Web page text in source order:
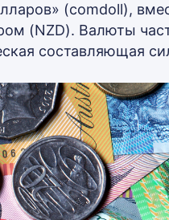
(comdoll),
(NZD). Валюты
составляющая